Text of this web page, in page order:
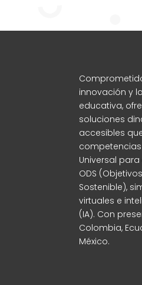
innovación y
educativa,
soluciones
accesibles
competencias
Universal
ODS
Sostenible),
virtuales e
(IA). Con
Colombia,
México.